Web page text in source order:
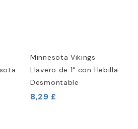
Minnesota Vikings
Llavero de 1" con Hebilla
Desmontable
8,29 £